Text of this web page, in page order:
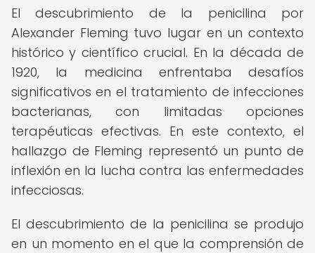
El descubrimiento de la penicilina por
Alexander Fleming tuvo lugar en un contexto
histórico y científico crucial. En la década de
1920, la medicina enfrentaba desafíos
significativos en el tratamiento de infecciones
bacterianas, con limitadas opciones
terapéuticas efectivas. En este contexto, el
hallazgo de Fleming representó un punto de
inflexión en la lucha contra las enfermedades
infecciosas.
El descubrimiento de la penicilina se produjo
en un momento en el que la comprensión de